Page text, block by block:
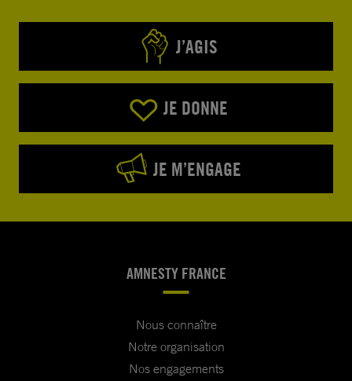
J’AGIS
JE DONNE
JE M’ENGAGE
AMNESTY FRANCE
Nous connaître
Notre organisation
Nos engagements